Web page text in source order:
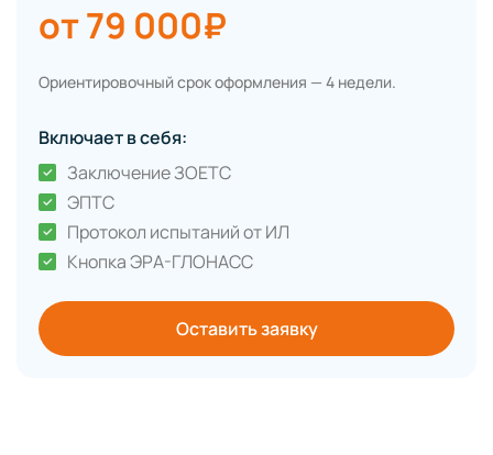
от 79 000₽
Ориентировочный срок оформления — 4 недели.
Включает в себя:
Заключение ЗОЕТС
ЭПТС
Протокол испытаний от ИЛ
Кнопка ЭРА-ГЛОНАСС
Оставить заявку